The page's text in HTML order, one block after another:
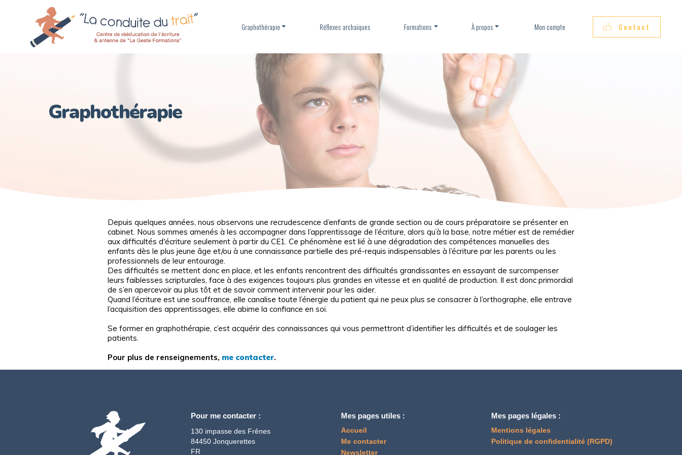
Graphothérapie Réflexes archaïques Formations À propos Mon compte Contact
Graphothérapie
Depuis quelques années, nous observons une recrudescence d’enfants de grande section ou de cours préparatoire se présenter en
cabinet. Nous sommes amenés à les accompagner dans l’apprentissage de l’écriture, alors qu’à la base, notre métier est de remédier
aux difficultés d'écriture seulement à partir du CE1. Ce phénomène est lié à une dégradation des compétences manuelles des
enfants dès le plus jeune âge et/ou à une connaissance partielle des pré-requis indispensables à l’écriture par les parents ou les
professionnels de leur entourage.
Des difficultés se mettent donc en place, et les enfants rencontrent des difficultés grandissantes en essayant de surcompenser
leurs faiblesses scripturales, face à des exigences toujours plus grandes en vitesse et en qualité de production. Il est donc primordial
de s’en apercevoir au plus tôt et de savoir comment intervenir pour les aider.
Quand l’écriture est une souffrance, elle canalise toute l’énergie du patient qui ne peux plus se consacrer à l’orthographe, elle entrave
l’acquisition des apprentissages, elle abime la confiance en soi.
Se former en graphothérapie, c’est acquérir des connaissances qui vous permettront d’identifier les difficultés et de soulager les
patients.
Pour plus de renseignements, me contacter.
Pour me contacter :
130 impasse des Frênes
84450 Jonquerettes
FR
Mes pages utiles :
Accueil
Me contacter
Newsletter
Mes pages légales :
Mentions légales
Politique de confidentialité (RGPD)